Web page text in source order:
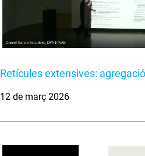
Retícules extensives:
12 de març 2026